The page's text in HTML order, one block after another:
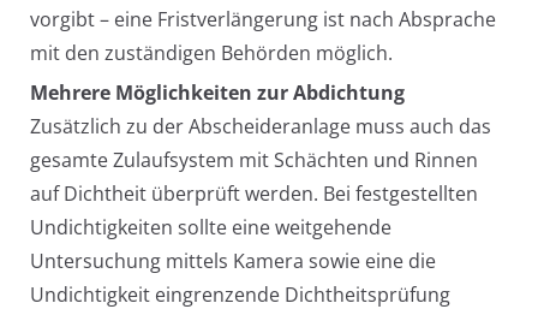
vorgibt – eine Fristverlängerung ist nach Absprache
mit den zuständigen Behörden möglich.
Mehrere Möglichkeiten zur Abdichtung
Zusätzlich zu der Abscheideranlage muss auch das
gesamte Zulaufsystem mit Schächten und Rinnen
auf Dichtheit überprüft werden. Bei festgestellten
Undichtigkeiten sollte eine weitgehende
Untersuchung mittels Kamera sowie eine die
Undichtigkeit eingrenzende Dichtheitsprüfung